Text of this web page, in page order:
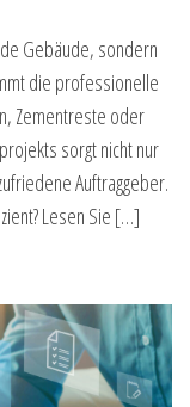
Gebäude, sondern
die professionelle
Zementreste oder
sorgt nicht nur
Auftraggeber.
Lesen Sie […]